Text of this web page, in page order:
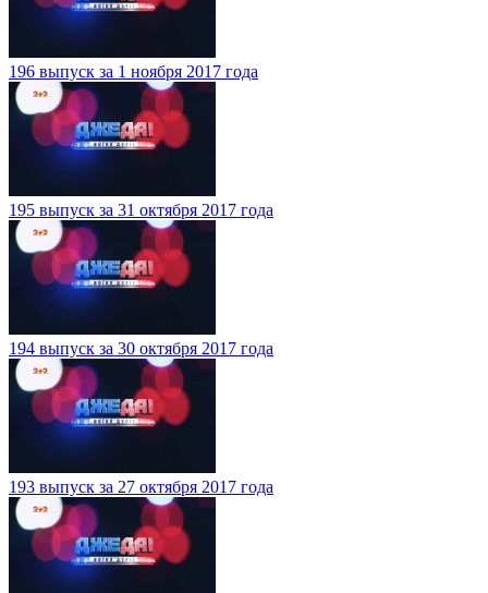
196 выпуск за 1 ноября 2017 года
195 выпуск за 31 октября 2017 года
194 выпуск за 30 октября 2017 года
193 выпуск за 27 октября 2017 года